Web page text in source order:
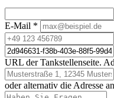
E-Mail *
URL der Tankstellenseite.
oder alternativ die Adresse